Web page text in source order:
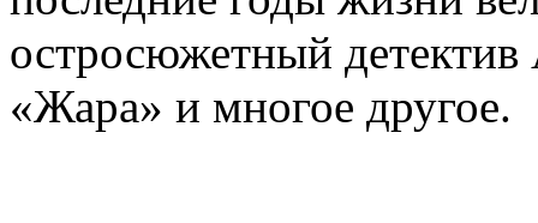
остросюжетный детектив
«Жара» и многое другое.